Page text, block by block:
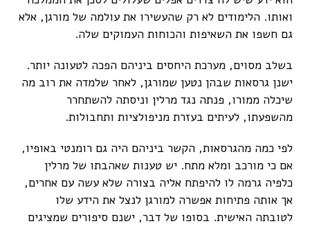
ואותו. הלימודים לא רק שהעשירו את עולמה של מורגן, אלא
גם חשפו את השאיפות והכוחות העמוקים שלה.
בשלב מסוים, מערכת היחסים ביניהם הפכה לטעונה יותר.
ישנן גרסאות שבהן נטען שמורגן, לאחר שלמדה את רוב מה
שיכלה ממורו, פנתה נגד מרלין וניסתה להשתחרר
מהשפעתו, לעיתים בעזרת מניפולציות ותחבולות.
לפי כמה מהגרסאות, הקשר ביניהם היה גם רומנטי באופיו,
אם כי מורכב ומלא מתח. יש טענות שאהבתו של מרלין
כלפיה גרמה לו להיפתח אליה בצורה שלא עשה עם אחרים,
אך אותה פתיחות אפשרה למורגן לנצל את הידע שלו
לטובתה האישית. בסופו של דבר, ישנם סיפורים שמציגים